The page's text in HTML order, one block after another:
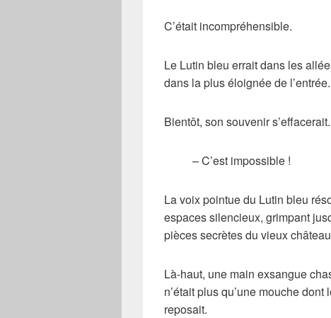
C’était incompréhensible.
Le Lutin bleu errait dans les
dans la plus éloignée de l’entrée.
Bientôt, son souvenir s’effacerait.
– C’est impossible !
La voix pointue du Lutin bleu
espaces silencieux, grimpant
pièces secrètes du vieux
Là-haut, une main exsangue
n’était plus qu’une mouche
reposait.